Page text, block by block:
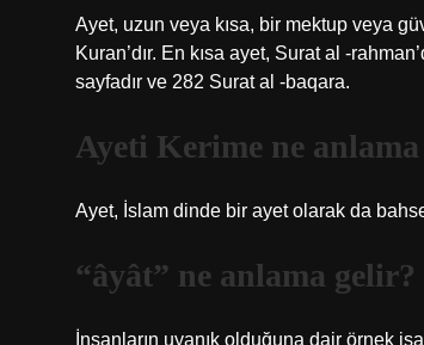
Ayet, uzun veya kısa, bir mektup veya
Kuran’dır. En kısa ayet, Surat al -
sayfadır ve 282 Surat al -baqara.
Ayeti Kerime ne
Ayet, İslam dinde bir ayet olarak da
“âyât” ne anlama gelir?
İnsanların uyanık olduğuna dair örnek